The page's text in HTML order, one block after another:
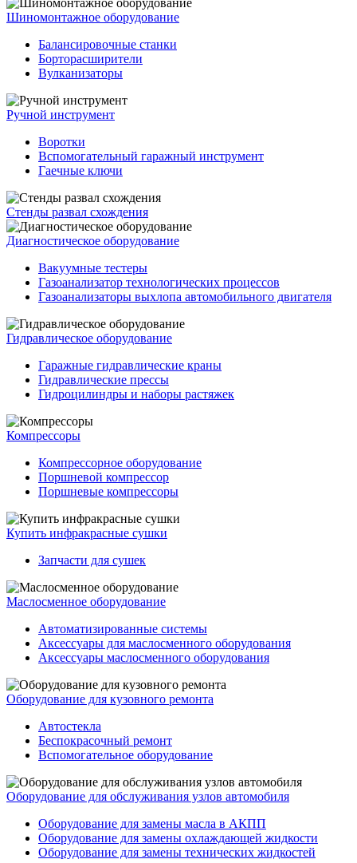
Шиномонтажное оборудование
Балансировочные станки
Борторасширители
Вулканизаторы
Ручной инструмент
Воротки
Вспомогательный гаражный инструмент
Гаечные ключи
Стенды развал схождения
Диагностическое оборудование
Вакуумные тестеры
Газоанализатор технологических процессов
Газоанализаторы выхлопа автомобильного двигателя
Гидравлическое оборудование
Гаражные гидравлические краны
Гидравлические прессы
Гидроцилиндры и наборы растяжек
Компрессоры
Компрессорное оборудование
Поршневой компрессор
Поршневые компрессоры
Купить инфракрасные сушки
Запчасти для сушек
Маслосменное оборудование
Автоматизированные системы
Аксессуары для маслосменного оборудования
Аксессуары маслосменного оборудования
Оборудование для кузовного ремонта
Автостекла
Беспокрасочный ремонт
Вспомогательное оборудование
Оборудование для обслуживания узлов автомобиля
Оборудование для замены масла в АКПП
Оборудование для замены охлаждающей жидкости
Оборудование для замены технических жидкостей